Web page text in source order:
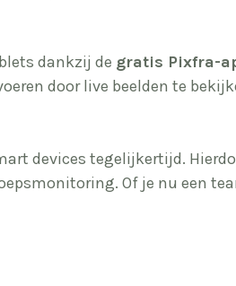
dankzij de gratis Pixfra-
door live beelden te
devices tegelijkertijd.
Of je nu een